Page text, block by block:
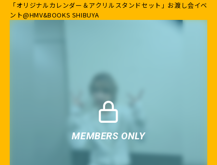
「オリジナルカレンダー＆アクリルスタンドセット」お渡し会イベ
ント@HMV&BOOKS SHIBUYA